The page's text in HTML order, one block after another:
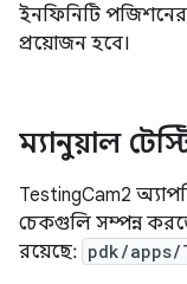
ইনফিনিটি পজিশনের
প্রয়োজন হবে।
ম্যানুয়াল
TestingCam2
চেকগুলি সম্পন্ন
রয়েছে: pdk/apps/